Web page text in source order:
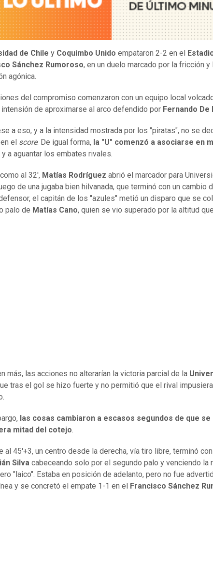
de Chile y Coquimbo Unido empataron 2-2 en el
Sánchez Rumoroso, en un duelo marcado por la fricción y
agónica.
del compromiso comenzaron con un equipo local
intensión de aproximarse al arco defendido por Fernando De
a eso, y a la intensidad mostrada por los "piratas", no se
el score. De igual forma, la "U" comenzó a asociarse en
y a aguantar los embates rivales.
al 32', Matías Rodríguez abrió el marcador para
de una jugaba bien hilvanada, que terminó con un cambio
el capitán de los "azules" metió un disparo que se
palo de Matías Cano, quien se vio superado por la altitud
más, las acciones no alterarían la victoria parcial de la
tras el gol se hizo fuerte y no permitió que el rival
las cosas cambiaron a escasos segundos de que se
mitad del cotejo.
al 45'+3, un centro desde la derecha, vía tiro libre, terminó con
Silva cabeceando solo por el segundo palo y venciendo la
"laico". Estaba en posición de adelanto, pero no fue
y se concretó el empate 1-1 en el
Francisco Sánchez